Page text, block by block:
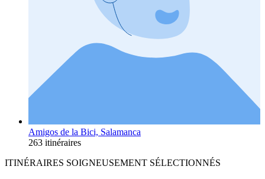
Amigos de la Bici, Salamanca
263 itinéraires
ITINÉRAIRES SOIGNEUSEMENT SÉLECTIONNÉS